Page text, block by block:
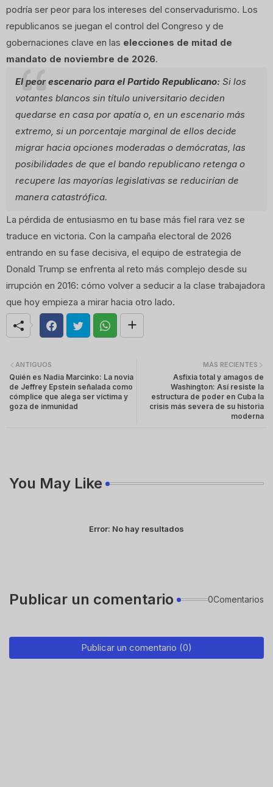
podría ser peor para los intereses del conservadurismo. Los
republicanos se juegan el control del Congreso y de
gobernaciones clave en las elecciones de mitad de
mandato de noviembre de 2026.
El peor escenario para el Partido Republicano: Si los
votantes blancos sin título universitario deciden
quedarse en casa por apatía o, en un escenario más
extremo, si un porcentaje marginal de ellos decide
migrar hacia opciones moderadas o demócratas, las
posibilidades de que el bando republicano retenga o
recupere las mayorías legislativas se reducirían de
manera catastrófica.
La pérdida de entusiasmo en tu base más fiel rara vez se
traduce en victoria. Con la campaña electoral de 2026
entrando en su fase decisiva, el equipo de estrategia de
Donald Trump se enfrenta al reto más complejo desde su
irrupción en 2016: cómo volver a seducir a la clase trabajadora
que hoy empieza a mirar hacia otro lado.
MÁS RECIENTES
Asfixia total y amagos de
Washington: Así resiste la
estructura de poder en Cuba la
crisis más severa de su historia
moderna
ANTIGUOS
Quién es Nadia Marcinko: La novia
de Jeffrey Epstein señalada como
cómplice que alega ser víctima y
goza de inmunidad
You May Like
Error: No hay resultados
Publicar un comentario 0Comentarios
Publicar un comentario (0)